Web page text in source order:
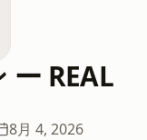
ー REAL
8月 4, 2026